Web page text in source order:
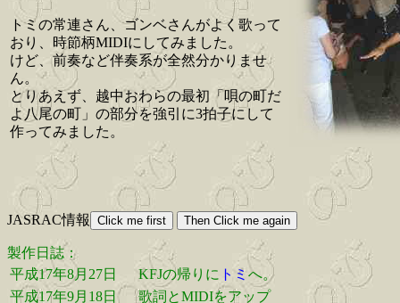
トミの常連さん、ゴンベさんがよく歌って
おり、時節柄MIDIにしてみました。
けど、前奏など伴奏系が全然分かりませ
ん。
とりあえず、越中おわらの最初「唄の町だ
よ八尾の町」の部分を強引に3拍子にして
作ってみました。
JASRAC情報
製作日誌：
平成17年8月27日
KFJの帰りに トミ へ。
平成17年9月18日
歌詞とMIDIをアップ